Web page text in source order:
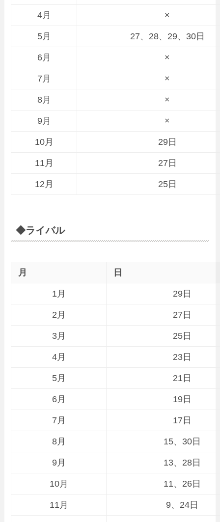
4月 ×
5月 27、28、29、30日
6月 ×
7月 ×
8月 ×
9月 ×
10月 29日
11月 27日
12月 25日
◆ライバル
月 日
1月 29日
2月 27日
3月 25日
4月 23日
5月 21日
6月 19日
7月 17日
8月 15、30日
9月 13、28日
10月 11、26日
11月 9、24日